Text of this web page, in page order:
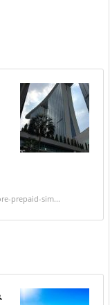
prepaid-sim...